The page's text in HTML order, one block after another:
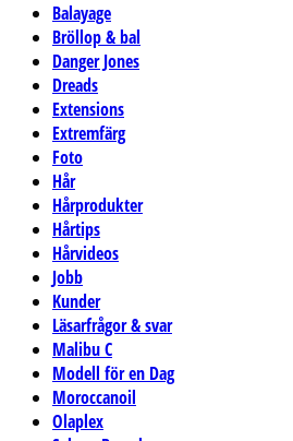
Balayage
Bröllop & bal
Danger Jones
Dreads
Extensions
Extremfärg
Foto
Hår
Hårprodukter
Hårtips
Hårvideos
Jobb
Kunder
Läsarfrågor & svar
Malibu C
Modell för en Dag
Moroccanoil
Olaplex